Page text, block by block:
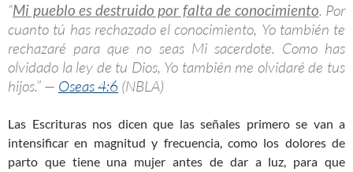
“Mi pueblo es destruido por falta de conocimiento. Por
cuanto tú has rechazado el conocimiento, Yo también te
rechazaré para que no seas Mi sacerdote. Como has
olvidado la ley de tu Dios, Yo también me olvidaré de tus
hijos.” — Oseas 4:6 (NBLA)
Las Escrituras nos dicen que las señales primero se van a
intensificar en magnitud y frecuencia, como los dolores de
parto que tiene una mujer antes de dar a luz, para que